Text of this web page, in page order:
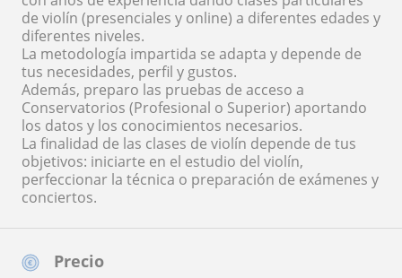
Precio
de violín (presenciales y online) a diferentes edades y
diferentes niveles.
La metodología impartida se adapta y depende de
tus necesidades, perfil y gustos.
Además, preparo las pruebas de acceso a
Conservatorios (Profesional o Superior) aportando
los datos y los conocimientos necesarios.
La finalidad de las clases de violín depende de tus
objetivos: iniciarte en el estudio del violín,
perfeccionar la técnica o preparación de exámenes y
conciertos.